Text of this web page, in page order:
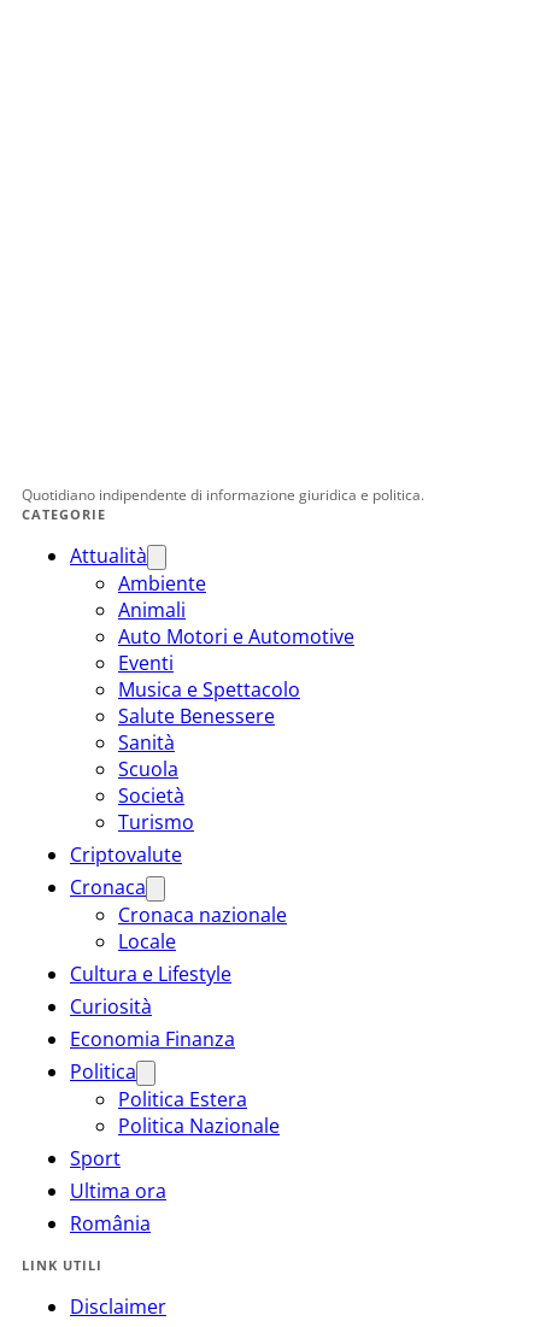
Quotidiano indipendente di informazione giuridica e politica.
CATEGORIE
Attualità
Ambiente
Animali
Auto Motori e Automotive
Eventi
Musica e Spettacolo
Salute Benessere
Sanità
Scuola
Società
Turismo
Criptovalute
Cronaca
Cronaca nazionale
Locale
Cultura e Lifestyle
Curiosità
Economia Finanza
Politica
Politica Estera
Politica Nazionale
Sport
Ultima ora
România
LINK UTILI
Disclaimer